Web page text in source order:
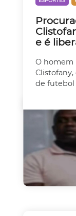
e é
O homem
de futebol